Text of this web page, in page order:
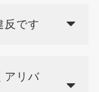
です
アリバ